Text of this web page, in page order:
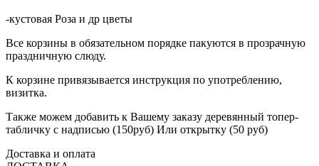
-кустовая Роза и др цветы
Все корзины в обязательном порядке пакуются в прозрачную
праздничную слюду.
К корзине привязывается инструкция по употреблению,
визитка.
Также можем добавить к Вашему заказу деревянный топер-
табличку с надписью (150руб) Или открытку (50 руб)
Доставка и оплата